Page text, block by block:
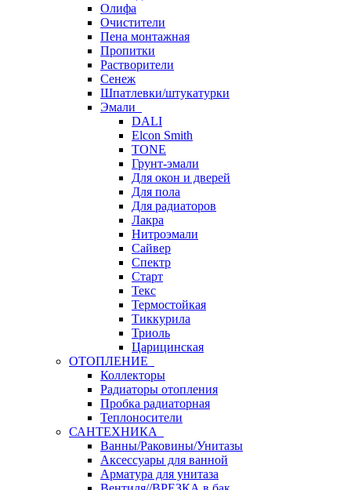
Олифа
Очистители
Пена монтажная
Пропитки
Растворители
Сенеж
Шпатлевки/штукатурки
Эмали
DALI
Elcon Smith
TONE
Грунт-эмали
Для окон и дверей
Для пола
Для радиаторов
Лакра
Нитроэмали
Сайвер
Спектр
Старт
Текс
Термостойкая
Тиккурила
Триоль
Царицинская
ОТОПЛЕНИЕ
Коллекторы
Радиаторы отопления
Пробка радиаторная
Теплоносители
САНТЕХНИКА
Ванны/Раковины/Унитазы
Аксессуары для ванной
Арматура для унитаза